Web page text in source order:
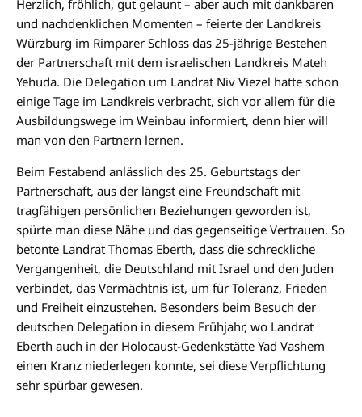
Herzlich, fröhlich, gut gelaunt – aber auch mit dankbaren
und nachdenklichen Momenten – feierte der Landkreis
Würzburg im Rimparer Schloss das 25-jährige Bestehen
der Partnerschaft mit dem israelischen Landkreis Mateh
Yehuda. Die Delegation um Landrat Niv Viezel hatte schon
einige Tage im Landkreis verbracht, sich vor allem für die
Ausbildungswege im Weinbau informiert, denn hier will
man von den Partnern lernen.
Beim Festabend anlässlich des 25. Geburtstags der
Partnerschaft, aus der längst eine Freundschaft mit
tragfähigen persönlichen Beziehungen geworden ist,
spürte man diese Nähe und das gegenseitige Vertrauen. So
betonte Landrat Thomas Eberth, dass die schreckliche
Vergangenheit, die Deutschland mit Israel und den Juden
verbindet, das Vermächtnis ist, um für Toleranz, Frieden
und Freiheit einzustehen. Besonders beim Besuch der
deutschen Delegation in diesem Frühjahr, wo Landrat
Eberth auch in der Holocaust-Gedenkstätte Yad Vashem
einen Kranz niederlegen konnte, sei diese Verpflichtung
sehr spürbar gewesen.